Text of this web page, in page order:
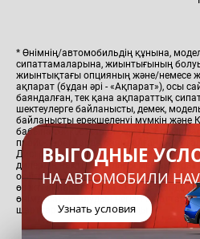
* Өнімнің/автомобильдің құнына,
сипаттамаларына, жиынтығының
жиынтықтағы опцияның және/немесе
ақпарат (бұдан әрі - «Ақпарат»), осы
баяндалған, тек қана ақпараттық
шектеулерге байланысты, демек,
байланысты ерекшеленуі мүмкін және
бабына сәйкес жария оферта болып
прайс-парақтарда баяндалған ең
Дистрибьютор тарапынан алдын ала
дилердің нақты бағалары мен
осыған байланысты сіз өз
өзекті ақпаратты ала аласыз. Қандай
өнімді сатып алудың негізгі шарттары
шарттарында айқындалады.
ВЫГОДНЫЕ
НА АВТОМОБИЛИ
Узнать условия